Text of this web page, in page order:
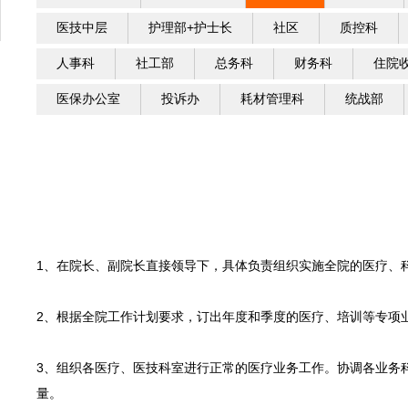
医技中层 护理部+护士长 社区 质控科
人事科 社工部 总务科 财务科 住院
医保办公室 投诉办 耗材管理科 统战部
1、在院长、副院长直接领导下，具体负责组织实施全院的医疗
2、根据全院工作计划要求，订出年度和季度的医疗、培训等专
3、组织各医疗、医技科室进行正常的医疗业务工作。协调各业
量。